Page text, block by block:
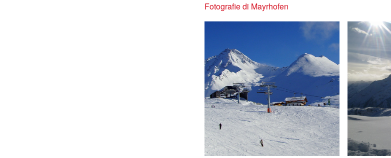
Fotografie di Mayrhofen